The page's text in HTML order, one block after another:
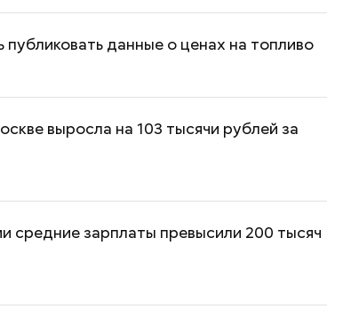
данные о ценах на топливо
выросла на 103 тысячи рублей за
средние зарплаты превысили 200 тысяч